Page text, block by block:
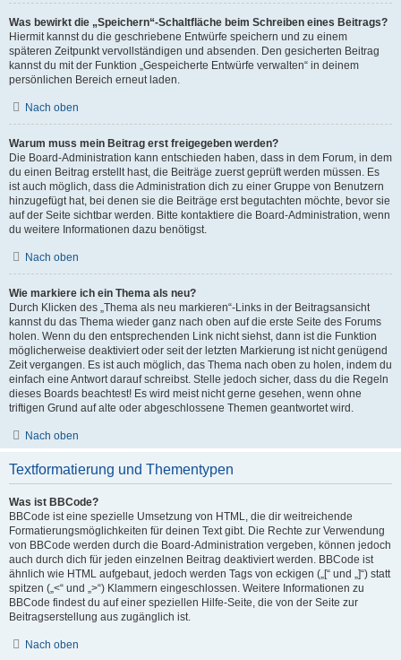
Was bewirkt die „Speichern“-Schaltfläche beim Schreiben eines Beitrags?
Hiermit kannst du die geschriebene Entwürfe speichern und zu einem
späteren Zeitpunkt vervollständigen und absenden. Den gesicherten Beitrag
kannst du mit der Funktion „Gespeicherte Entwürfe verwalten“ in deinem
persönlichen Bereich erneut laden.
Nach oben
Warum muss mein Beitrag erst freigegeben werden?
Die Board-Administration kann entschieden haben, dass in dem Forum, in dem
du einen Beitrag erstellt hast, die Beiträge zuerst geprüft werden müssen. Es
ist auch möglich, dass die Administration dich zu einer Gruppe von Benutzern
hinzugefügt hat, bei denen sie die Beiträge erst begutachten möchte, bevor sie
auf der Seite sichtbar werden. Bitte kontaktiere die Board-Administration, wenn
du weitere Informationen dazu benötigst.
Nach oben
Wie markiere ich ein Thema als neu?
Durch Klicken des „Thema als neu markieren“-Links in der Beitragsansicht
kannst du das Thema wieder ganz nach oben auf die erste Seite des Forums
holen. Wenn du den entsprechenden Link nicht siehst, dann ist die Funktion
möglicherweise deaktiviert oder seit der letzten Markierung ist nicht genügend
Zeit vergangen. Es ist auch möglich, das Thema nach oben zu holen, indem du
einfach eine Antwort darauf schreibst. Stelle jedoch sicher, dass du die Regeln
dieses Boards beachtest! Es wird meist nicht gerne gesehen, wenn ohne
triftigen Grund auf alte oder abgeschlossene Themen geantwortet wird.
Nach oben
Textformatierung und Thementypen
Was ist BBCode?
BBCode ist eine spezielle Umsetzung von HTML, die dir weitreichende
Formatierungsmöglichkeiten für deinen Text gibt. Die Rechte zur Verwendung
von BBCode werden durch die Board-Administration vergeben, können jedoch
auch durch dich für jeden einzelnen Beitrag deaktiviert werden. BBCode ist
ähnlich wie HTML aufgebaut, jedoch werden Tags von eckigen („[“ und „]“) statt
spitzen („<“ und „>“) Klammern eingeschlossen. Weitere Informationen zu
BBCode findest du auf einer speziellen Hilfe-Seite, die von der Seite zur
Beitragserstellung aus zugänglich ist.
Nach oben